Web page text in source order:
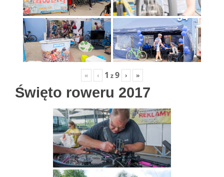
« ‹ 1 z9 › »
Święto roweru 2017